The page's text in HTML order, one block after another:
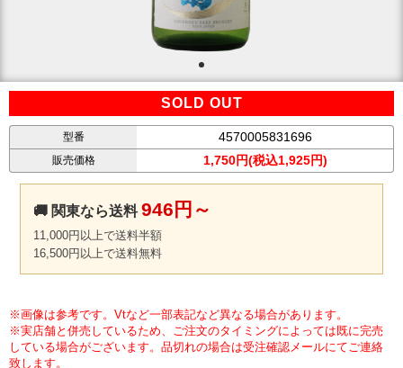
SOLD OUT
型番 4570005831696
販売価格 1,750円(税込1,925円)
🚚 関東なら送料946円～
11,000円以上で送料半額
16,500円以上で送料無料
※画像は参考です。Vtなど一部表記など異なる場合があります。
※実店舗と併売しているため、ご注文のタイミングによっては既に完売
している場合がございます。品切れの場合は受注確認メールにてご連絡
致します。